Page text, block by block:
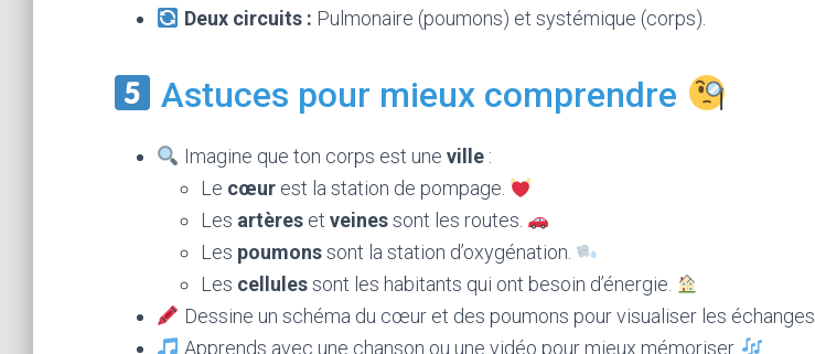
Deux circuits : Pulmonaire (poumons) et systémique (corps).
Astuces pour mieux comprendre
Imagine que ton corps est une ville:
Le cœur est la station de pompage.
Les artères et veinessont les routes.
Les poumonssont la station d’oxygénation.
Les cellulessont les habitants qui ont besoin d’énergie.
Dessine un schéma du cœur et des poumons pour visualiser les échanges.
Apprends avec une chanson ou une vidéo pour mieux mémoriser.